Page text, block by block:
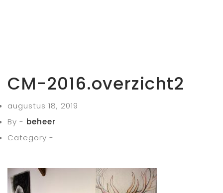
CM-2016.overzicht2
augustus 18, 2019
By - beheer
Category -